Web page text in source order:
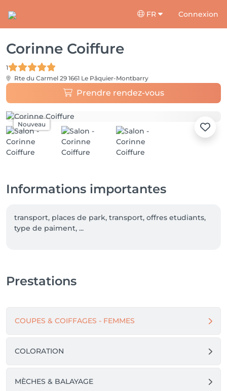
FR Connexion
Corinne Coiffure
1
Rte du Carmel 29 1661 Le Pâquier-Montbarry
Prendre rendez-vous
Nouveau
Informations importantes
transport, places de park, transport, offres etudiants,
type de paiment, ...
Prestations
COUPES & COIFFAGES - FEMMES
COLORATION
MÈCHES & BALAYAGE